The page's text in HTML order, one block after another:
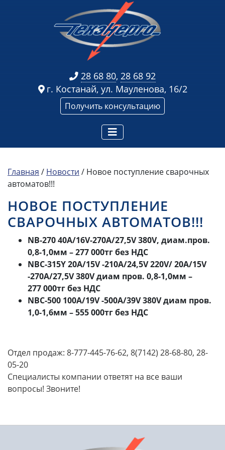
28 68 80, 28 68 92
г. Костанай, ул. Мауленова, 16/2
Получить консультацию
Главная / Новости / Новое поступление сварочных
автоматов!!!
НОВОЕ ПОСТУПЛЕНИЕ
СВАРОЧНЫХ АВТОМАТОВ!!!
NB-270 40А/16V-270А/27,5V 380V, диам.пров.
0,8-1,0мм – 277 000тг без НДС
NBC-315Y 20А/15V -210А/24,5V 220V/ 20А/15V
-270А/27,5V 380V диам пров. 0,8-1,0мм –
277 000тг без НДС
NBC-500 100А/19V -500А/39V 380V диам пров.
1,0-1,6мм – 555 000тг без НДС
Отдел продаж: 8-777-445-76-62, 8(7142) 28-68-80, 28-
05-20
Специалисты компании ответят на все ваши
вопросы! Звоните!